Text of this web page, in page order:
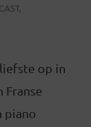
,
op in
Franse
piano